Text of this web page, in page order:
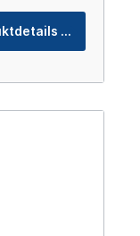
Produktdetails